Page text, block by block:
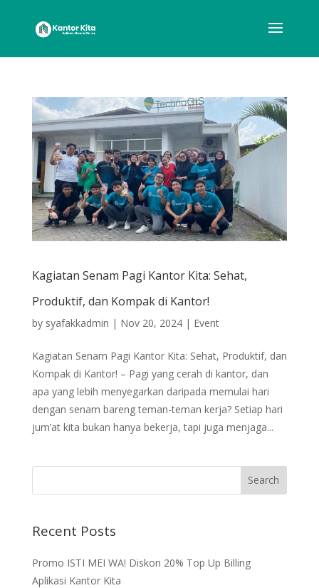
Kagiatan Senam Pagi Kantor Kita: Sehat,
Produktif, dan Kompak di Kantor!
by syafakkadmin | Nov 20, 2024| Event
Kagiatan Senam Pagi Kantor Kita: Sehat, Produktif, dan
Kompak di Kantor! – Pagi yang cerah di kantor, dan
apa yang lebih menyegarkan daripada memulai hari
dengan senam bareng teman-teman kerja? Setiap hari
jum’at kita bukan hanya bekerja, tapi juga menjaga...
Recent Posts
Promo ISTI MEI WA! Diskon 20% Top Up Billing
Aplikasi Kantor Kita